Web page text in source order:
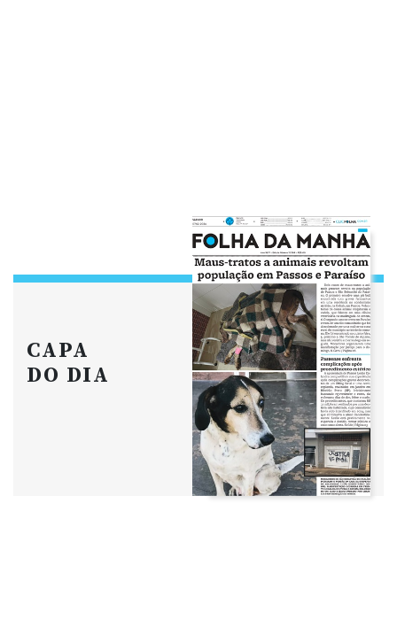
CAPA
DO DIA